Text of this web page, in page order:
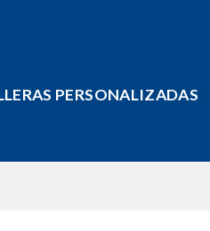
PERSONALIZADAS